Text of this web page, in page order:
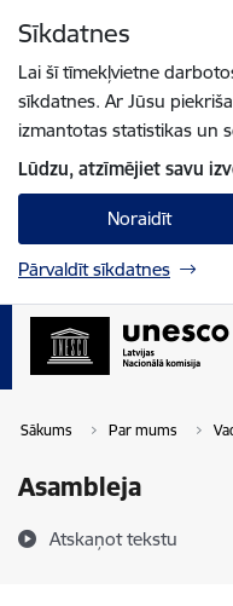
Sīkdatnes
Lai šī tīmekļvietne
sīkdatnes. Ar Jūsu
izmantotas statistikas un
Lūdzu, atzīmējiet savu
Noraidīt
Pārvaldīt sīkdatnes
Sākums Par mums
Asambleja
Atskaņot tekstu